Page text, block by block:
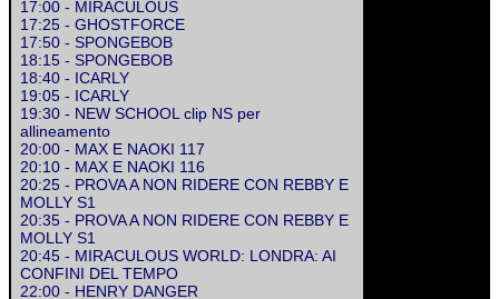
17:00 - MIRACULOUS
17:25 - GHOSTFORCE
17:50 - SPONGEBOB
18:15 - SPONGEBOB
18:40 - ICARLY
19:05 - ICARLY
19:30 - NEW SCHOOL clip NS per
allineamento
20:00 - MAX E NAOKI 117
20:10 - MAX E NAOKI 116
20:25 - PROVA A NON RIDERE CON REBBY E
MOLLY S1
20:35 - PROVA A NON RIDERE CON REBBY E
MOLLY S1
20:45 - MIRACULOUS WORLD: LONDRA: AI
CONFINI DEL TEMPO
22:00 - HENRY DANGER